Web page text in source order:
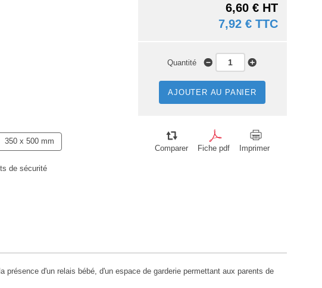
350 x 500 mm
de sécurité
6,60 € HT
7,92 € TTC
Quantité
AJOUTER AU PANIER
Comparer Fiche pdf Imprimer
d'un relais bébé, d'un espace de garderie permettant aux parents de